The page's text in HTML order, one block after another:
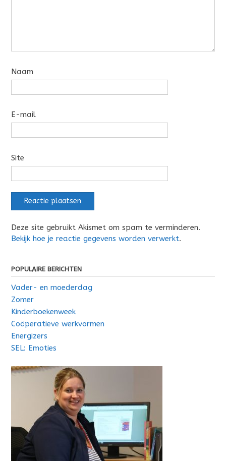
Naam
E-mail
Site
Deze site gebruikt Akismet om spam te verminderen.
Bekijk hoe je reactie gegevens worden verwerkt.
POPULAIRE BERICHTEN
Vader- en moederdag
Zomer
Kinderboekenweek
Coöperatieve werkvormen
Energizers
SEL: Emoties